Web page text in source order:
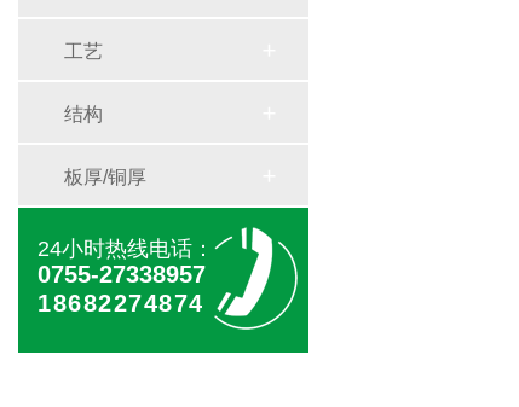
工艺
结构
板厚/铜厚
24小时热线电话：
0755-27338957
18682274874